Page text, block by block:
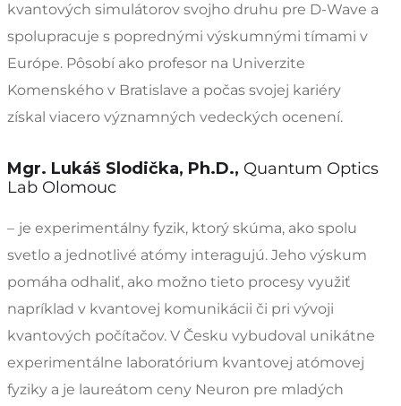
kvantových simulátorov svojho druhu pre D-Wave a
spolupracuje s poprednými výskumnými tímami v
Európe. Pôsobí ako profesor na Univerzite
Komenského v Bratislave a počas svojej kariéry
získal viacero významných vedeckých ocenení.
Mgr. Lukáš Slodička, Ph.D., Quantum Optics
Lab Olomouc
– je experimentálny fyzik, ktorý skúma, ako spolu
svetlo a jednotlivé atómy interagujú. Jeho výskum
pomáha odhaliť, ako možno tieto procesy využiť
napríklad v kvantovej komunikácii či pri vývoji
kvantových počítačov. V Česku vybudoval unikátne
experimentálne laboratórium kvantovej atómovej
fyziky a je laureátom ceny Neuron pre mladých